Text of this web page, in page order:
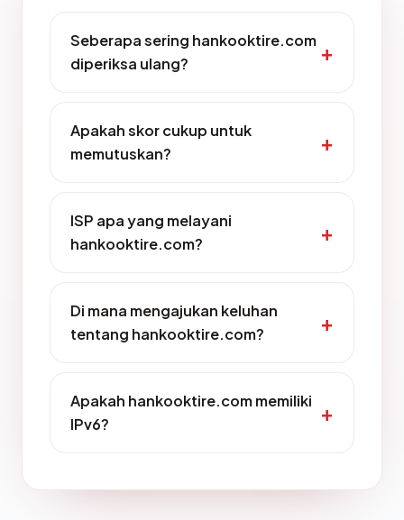
Seberapa sering hankooktire.com
diperiksa ulang?
Apakah skor cukup untuk
memutuskan?
ISP apa yang melayani
hankooktire.com?
Di mana mengajukan keluhan
tentang hankooktire.com?
Apakah hankooktire.com memiliki
IPv6?